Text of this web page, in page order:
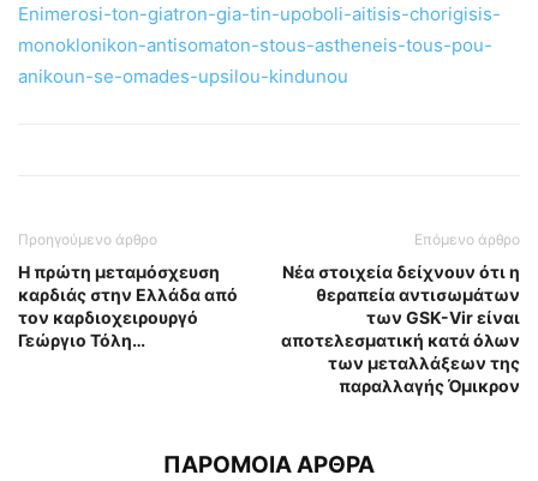
Enimerosi-ton-giatron-gia-tin-upoboli-aitisis-chorigisis-
monoklonikon-antisomaton-stous-astheneis-tous-pou-
anikoun-se-omades-upsilou-kindunou
Προηγούμενο άρθρο
Η πρώτη μεταμόσχευση
καρδιάς στην Ελλάδα από
τον καρδιοχειρουργό
Γεώργιο Τόλη…
Επόμενο άρθρο
Νέα στοιχεία δείχνουν ότι η
θεραπεία αντισωμάτων
των GSK-Vir είναι
αποτελεσματική κατά όλων
των μεταλλάξεων της
παραλλαγής Όμικρον
ΠΑΡΟΜΟΙΑ ΑΡΘΡΑ